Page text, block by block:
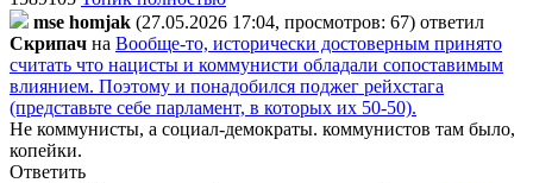
mse homjak (27.05.2026 17:04, просмотров: 67) ответил
Cкpипaч на Вообще-то, исторически достоверным принято
считать что нацисты и коммунисти обладали сопоставимым
влиянием. Поэтому и понадобился поджег рейхстага
(представьте себе парламент, в которых их 50-50).
Не коммунисты, а социал-демократы. коммунистов там было,
копейки.
Ответить